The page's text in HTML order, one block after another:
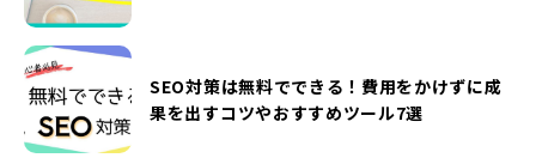
SEO対策は無料でできる！費用をかけずに成
果を出すコツやおすすめツール7選